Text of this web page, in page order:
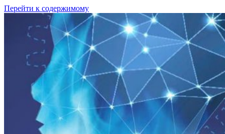
Перейти к содержимому